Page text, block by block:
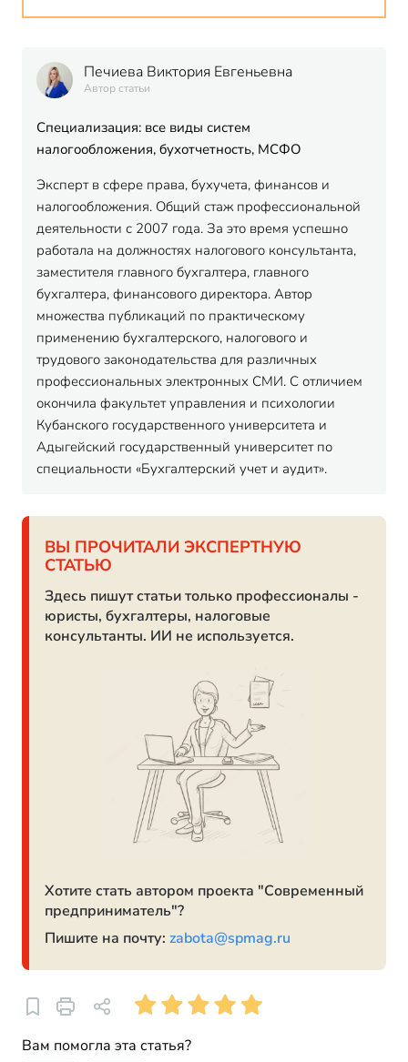
Печиева Виктория Евгеньевна
Автор статьи
Специализация: все виды систем
налогообложения, бухотчетность, МСФО
Эксперт в сфере права, бухучета, финансов и
налогообложения. Общий стаж профессиональной
деятельности с 2007 года. За это время успешно
работала на должностях налогового консультанта,
заместителя главного бухгалтера, главного
бухгалтера, финансового директора. Автор
множества публикаций по практическому
применению бухгалтерского, налогового и
трудового законодательства для различных
профессиональных электронных СМИ. С отличием
окончила факультет управления и психологии
Кубанского государственного университета и
Адыгейский государственный университет по
специальности «Бухгалтерский учет и аудит».
ВЫ ПРОЧИТАЛИ ЭКСПЕРТНУЮ
СТАТЬЮ
Здесь пишут статьи только профессионалы -
юристы, бухгалтеры, налоговые
консультанты. ИИ не используется.
Хотите стать автором проекта "Современный
предприниматель"?
Пишите на почту: zabota@spmag.ru
Вам помогла эта статья?